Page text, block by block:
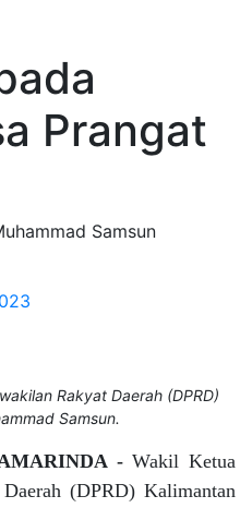
Prangat
Samsun
Rakyat Daerah (DPRD)
Samsun.
-Wakil Ketua
(DPRD) Kalimantan